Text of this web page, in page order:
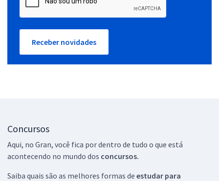
Receber novidades
Concursos
Aqui, no Gran, você fica por dentro de tudo o que está
acontecendo no mundo dos concursos.
Saiba quais são as melhores formas de estudar para